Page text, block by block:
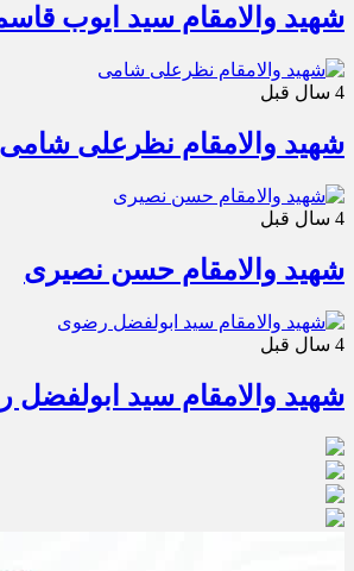
شهید والامقام سید ایوب
4 سال قبل
شهید والامقام نظرعلی شامی
4 سال قبل
شهید والامقام حسن نصیری
4 سال قبل
شهید والامقام سید